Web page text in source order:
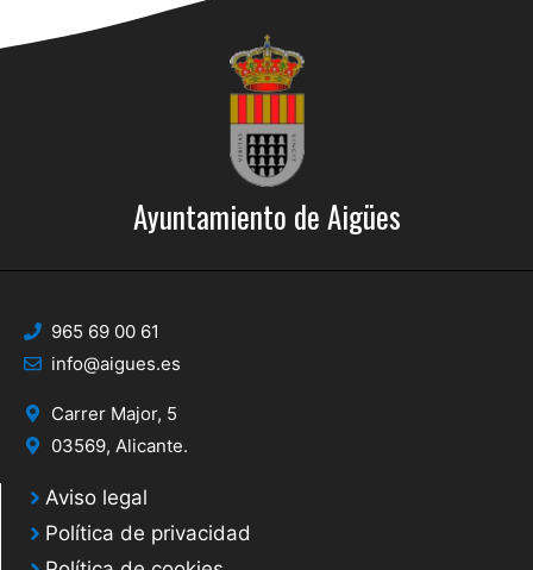
Ayuntamiento de Aigües
965 69 00 61
info@aigues.es
Carrer Major, 5
03569, Alicante.
Aviso legal
Política de privacidad